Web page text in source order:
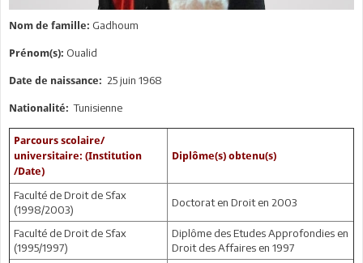
Nom de famille: Gadhoum
Prénom(s): Oualid
Date de naissance: 25 juin 1968
Nationalité: Tunisienne
Parcours scolaire/
universitaire: (Institution
/Date)
Diplôme(s) obtenu(s)
Faculté de Droit de Sfax
(1998/2003)
Doctorat en Droit en 2003
Faculté de Droit de Sfax
(1995/1997)
Diplôme des Etudes Approfondies en
Droit des Affaires en 1997